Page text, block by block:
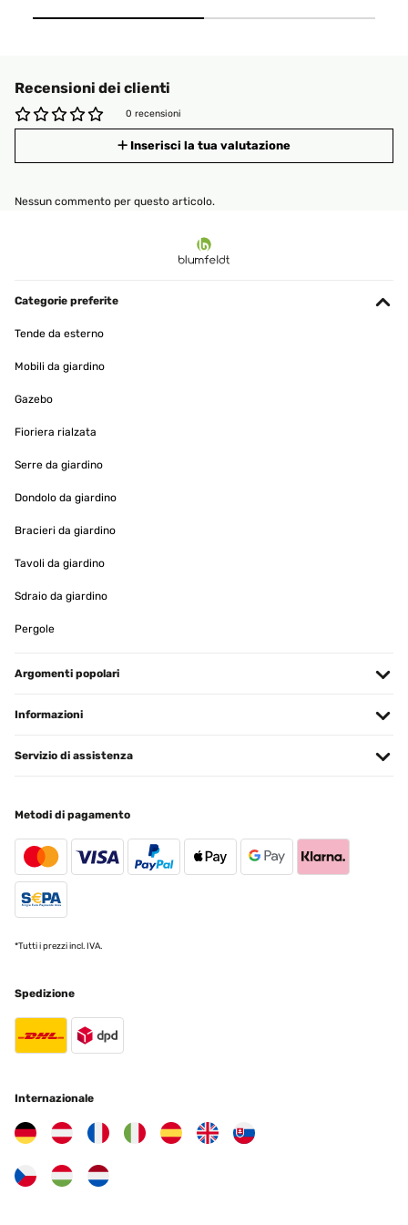
Recensioni dei clienti
0 recensioni
Inserisci la tua valutazione
Nessun commento per questo articolo.
Categorie preferite
Tende da esterno
Mobili da giardino
Gazebo
Fioriera rialzata
Serre da giardino
Dondolo da giardino
Bracieri da giardino
Tavoli da giardino
Sdraio da giardino
Pergole
Argomenti popolari
Informazioni
Servizio di assistenza
Metodi di pagamento
*Tutti i prezzi incl. IVA.
Spedizione
Internazionale